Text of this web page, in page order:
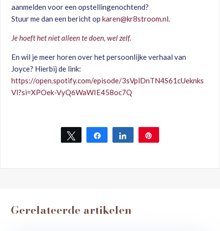
aanmelden voor een opstellingenochtend?
Stuur me dan een bericht opkaren@kr8stroom.nl.
Je hoeft het niet alleen te doen, wel zelf.
En wil je meer horen over het persoonlijke verhaal van
Joyce? Hierbij de link:
https://open.spotify.com/episode/3sVplDnTN4S61cUeknks
Vl?si=XPOek-VyQ6WaWIE458oc7Q
Tweet Share Share
Gerelateerde artikelen